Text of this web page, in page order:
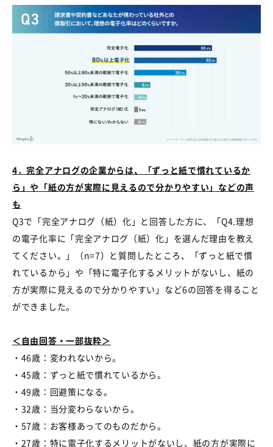
4．完全アナログの企業からは、「ずっと紙で慣れているか
ら」や「紙の方が実際に見えるので分かりやすい」などの声
も
Q3で「完全アナログ（紙）化」と回答した方に、「Q4.理想
の電子化率に「完全アナログ（紙）化」を選んだ理由を教え
てください。」（n=7）と質問したところ、「ずっと紙で慣
れているから」や「特に電子化するメリットがないし、紙の
方が実際に見えるので分かりやすい」など6の回答を得ること
ができました。
＜自由回答・一部抜粋＞
・ 46歳：変われないから。
・ 45歳：ずっと紙で慣れているから。
・ 49歳：回避策になる。
・ 32歳：当分変わらないから。
・ 57歳：お客様あってのものだから。
・ 27歳：特に電子化するメリットがないし、紙の方が実際に